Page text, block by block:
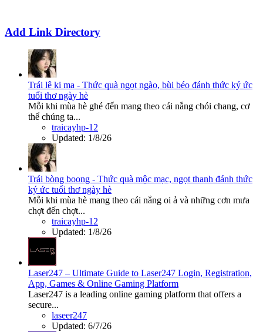
Add Link Directory
Trái lê ki ma - Thức quà ngọt ngào, bùi béo đánh thức ký ức
tuổi thơ ngày hè
Mỗi khi mùa hè ghé đến mang theo cái nắng chói chang, cơ
thể chúng ta...
traicayhp-12
Updated: 1/8/26
Trái bòng boong - Thức quà mộc mạc, ngọt thanh đánh thức
ký ức tuổi thơ ngày hè
Mỗi khi mùa hè mang theo cái nắng oi ả và những cơn mưa
chợt đến chợt...
traicayhp-12
Updated: 1/8/26
Laser247 – Ultimate Guide to Laser247 Login, Registration,
App, Games & Online Gaming Platform
Laser247 is a leading online gaming platform that offers a
secure...
laseer247
Updated: 6/7/26